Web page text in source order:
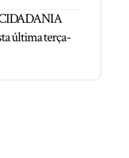
última terça-